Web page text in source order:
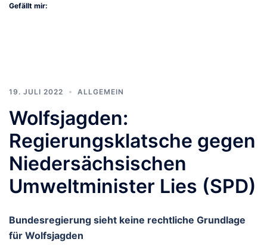
Gefällt mir:
19. JULI 2022 ALLGEMEIN
Wolfsjagden:
Regierungsklatsche gegen
Niedersächsischen
Umweltminister Lies (SPD)
Bundesregierung sieht keine rechtliche Grundlage
für Wolfsjagden